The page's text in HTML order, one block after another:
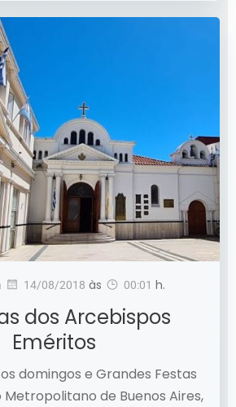
14/08/2018 às 00:01 h.
dos Arcebispos
Eméritos
domingos e Grandes Festas
de Buenos Aires,